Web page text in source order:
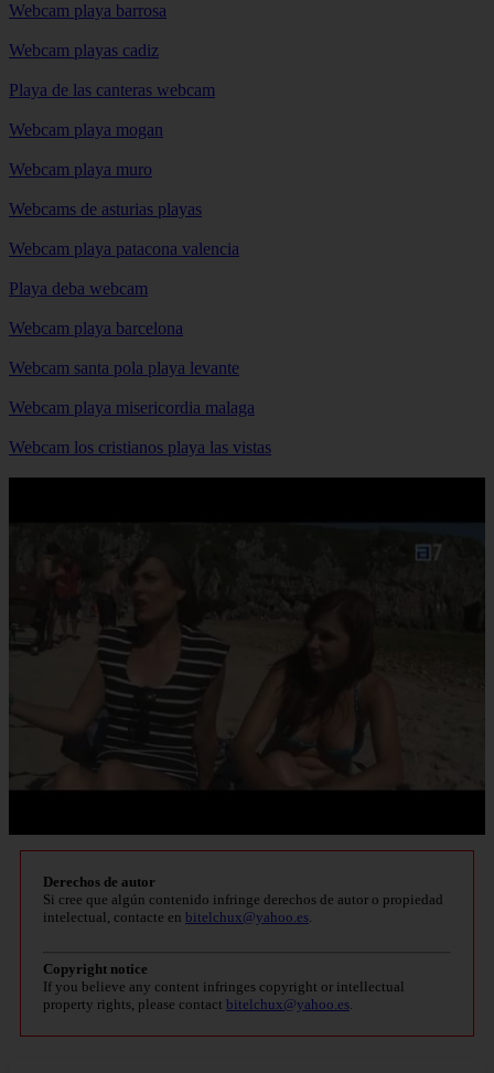
Webcam playa barrosa
Webcam playas cadiz
Playa de las canteras webcam
Webcam playa mogan
Webcam playa muro
Webcams de asturias playas
Webcam playa patacona valencia
Playa deba webcam
Webcam playa barcelona
Webcam santa pola playa levante
Webcam playa misericordia malaga
Webcam los cristianos playa las vistas
Derechos de autor
Si cree que algún contenido infringe derechos de autor o propiedad
intelectual, contacte en bitelchux@yahoo.es.
Copyright notice
If you believe any content infringes copyright or intellectual
property rights, please contact bitelchux@yahoo.es.